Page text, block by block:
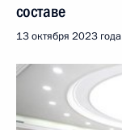
составе
13 октября 2023 года